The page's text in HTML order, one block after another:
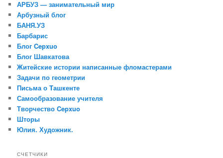
АРБУЗ — занимательный мир
Арбузный блог
БАНЯ.УЗ
Барбарис
Блог Cepxuo
Блог Шавкатова
Житейские истории написанные фломастерами
Задачи по геометрии
Письма о Tашкенте
Самообразование учителя
Творчество Cepxuo
Шторы
Юлия. Художник.
СЧЕТЧИКИ